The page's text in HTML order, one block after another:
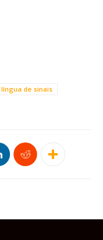
língua de sinais